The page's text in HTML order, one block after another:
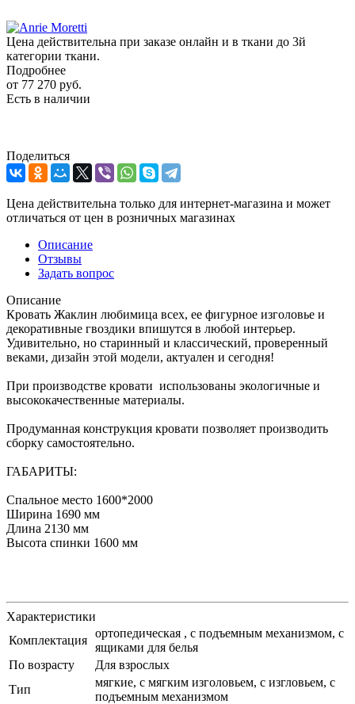
Цена действительна при заказе онлайн и в ткани до 3й
категории ткани.
Подробнее
от 77 270 руб.
Есть в наличии
Поделиться
Цена действительна только для интернет-магазина и может
отличаться от цен в розничных магазинах
Описание
Отзывы
Задать вопрос
Описание
Кровать Жаклин любимица всех, ее фигурное изголовье и
декоративные гвоздики впишутся в любой интерьер.
Удивительно, но старинный и классический, проверенный
веками, дизайн этой модели, актуален и сегодня!
При производстве кровати использованы экологичные и
высококачественные материалы.
Продуманная конструкция кровати позволяет производить
сборку самостоятельно.
ГАБАРИТЫ:
Спальное место 1600*2000
Ширина 1690 мм
Длина 2130 мм
Высота спинки 1600 мм
Характеристики
Комплектация
ортопедическая , с подъемным механизмом, с
ящиками для белья
По возрасту
Для взрослых
Тип
мягкие, c мягким изголовьем, с изгловьем, с
подъемным механизмом